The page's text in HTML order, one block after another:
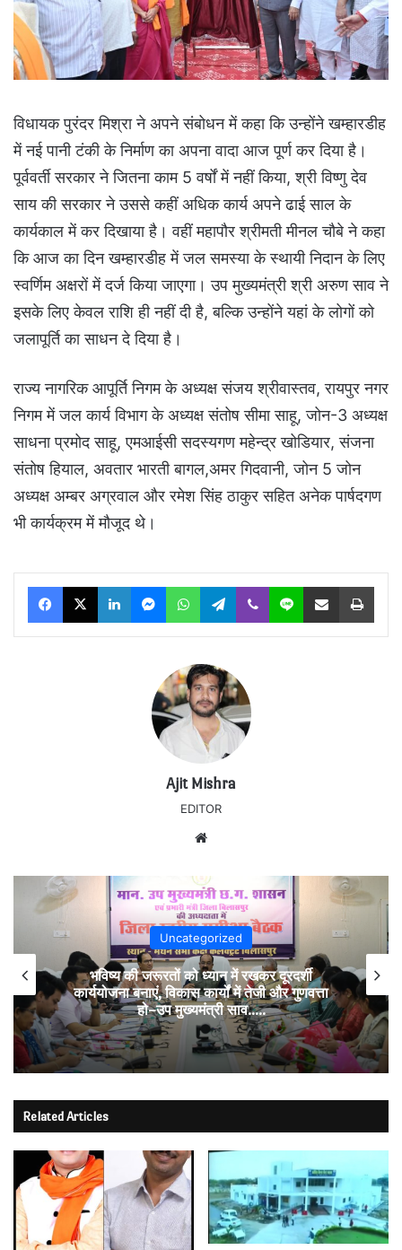
विधायक पुरंदर मिश्रा ने अपने संबोधन में कहा कि उन्होंने खम्हारडीह
में नई पानी टंकी के निर्माण का अपना वादा आज पूर्ण कर दिया है।
पूर्ववर्ती सरकार ने जितना काम 5 वर्षों में नहीं किया, श्री विष्णु देव
साय की सरकार ने उससे कहीं अधिक कार्य अपने ढाई साल के
कार्यकाल में कर दिखाया है। वहीं महापौर श्रीमती मीनल चौबे ने कहा
कि आज का दिन खम्हारडीह में जल समस्या के स्थायी निदान के लिए
स्वर्णिम अक्षरों में दर्ज किया जाएगा। उप मुख्यमंत्री श्री अरुण साव ने
इसके लिए केवल राशि ही नहीं दी है, बल्कि उन्होंने यहां के लोगों को
जलापूर्ति का साधन दे दिया है।
राज्य नागरिक आपूर्ति निगम के अध्यक्ष संजय श्रीवास्तव, रायपुर नगर
निगम में जल कार्य विभाग के अध्यक्ष संतोष सीमा साहू, जोन-3 अध्यक्ष
साधना प्रमोद साहू, एमआईसी सदस्यगण महेन्द्र खोडियार, संजना
संतोष हियाल, अवतार भारती बागल,अमर गिदवानी, जोन 5 जोन
अध्यक्ष अम्बर अग्रवाल और रमेश सिंह ठाकुर सहित अनेक पार्षदगण
भी कार्यक्रम में मौजूद थे।
Facebook
X LinkedInMessengerWhatsAppTelegram
Viber Line Share via Email Print
Ajit Mishra
EDITOR
Uncategorized
भविष्य की जरूरतों को ध्यान में रखकर दूरदर्शी
कार्ययोजना बनाएं, विकास कार्यों में तेजी और गुणवत्ता
हो–उप मुख्यमंत्री साव…..
Related Articles